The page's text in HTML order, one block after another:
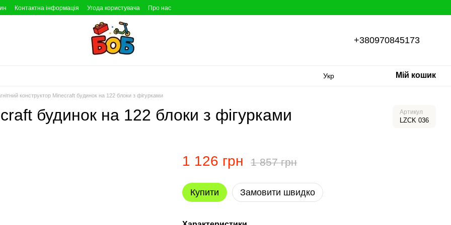
Контактна інформація Угода користувача Про нас
+380970845173
Укр Мій кошик
конструктор Minecraft будинок на 122 блоки з фігурками
будинок на 122 блоки з фігурками Артикул
LZCK 036
1 126 грн 1 857 грн
Купити Замовити швидко